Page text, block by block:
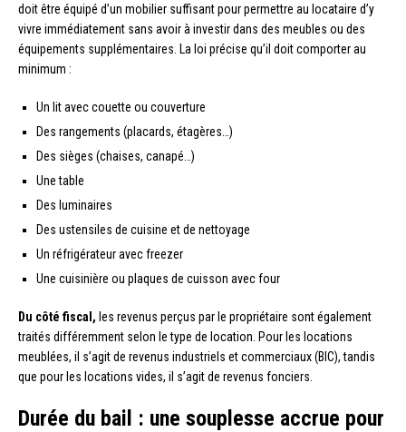
doit être équipé d’un mobilier suffisant pour permettre au locataire d’y
vivre immédiatement sans avoir à investir dans des meubles ou des
équipements supplémentaires. La loi précise qu’il doit comporter au
minimum :
Un lit avec couette ou couverture
Des rangements (placards, étagères…)
Des sièges (chaises, canapé…)
Une table
Des luminaires
Des ustensiles de cuisine et de nettoyage
Un réfrigérateur avec freezer
Une cuisinière ou plaques de cuisson avec four
Du côté fiscal, les revenus perçus par le propriétaire sont également
traités différemment selon le type de location. Pour les locations
meublées, il s’agit de revenus industriels et commerciaux (BIC), tandis
que pour les locations vides, il s’agit de revenus fonciers.
Durée du bail : une souplesse accrue pour